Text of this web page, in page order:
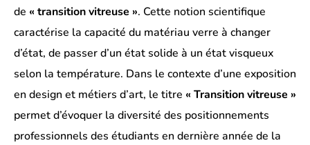
de « transition vitreuse ». Cette notion scientifique
caractérise la capacité du matériau verre à changer
d’état, de passer d’un état solide à un état visqueux
selon la température. Dans le contexte d’une exposition
en design et métiers d’art, le titre « Transition vitreuse »
permet d’évoquer la diversité des positionnements
professionnels des étudiants en dernière année de la